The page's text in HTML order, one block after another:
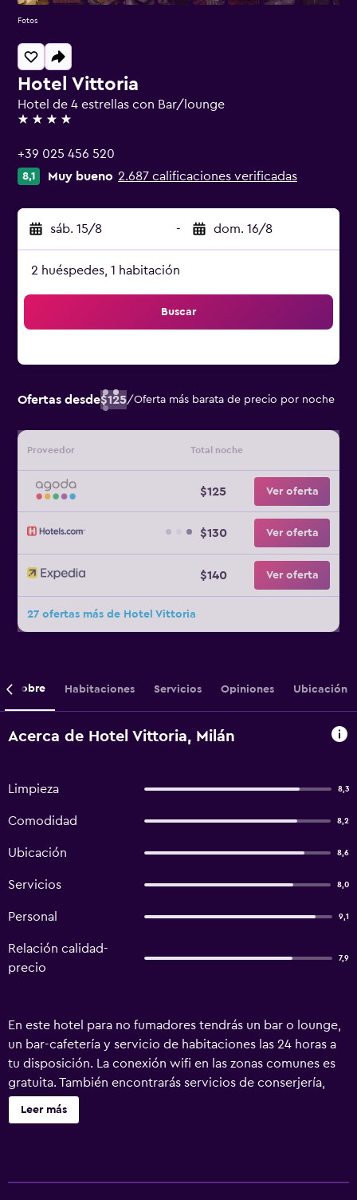
Hotel Vittoria
Hotel de 4 estrellas con Bar/lounge
4 estrellas
+39 025 456 520
8,1 Muy bueno 2.687 calificaciones verificadas
sáb. 15/8 - dom. 16/8
2 huéspedes, 1 habitación
Buscar
Ofertas desde$125/Oferta más barata de precio por noche
Proveedor Total noche
$125 Ver oferta
$130 Ver oferta
$140 Ver oferta
27 ofertas más de Hotel Vittoria
Fotos
Sobre Habitaciones Servicios Opiniones Ubicación
Acerca de Hotel Vittoria, Milán
Limpieza 8,3
Comodidad 8,2
Ubicación 8,6
Servicios 8,0
Personal 9,1
Relación calidad-
precio
7,9
En este hotel para no fumadores tendrás un bar o lounge,
un bar-cafetería y servicio de habitaciones las 24 horas a
tu disposición. La conexión wifi en las zonas comunes es
gratuita. También encontrarás servicios de conserjería,
servicio de tintorería y servicio de recepción 24 horas.
Hotel Vittoria ofrece 40 alojamientos con aire
Leer más